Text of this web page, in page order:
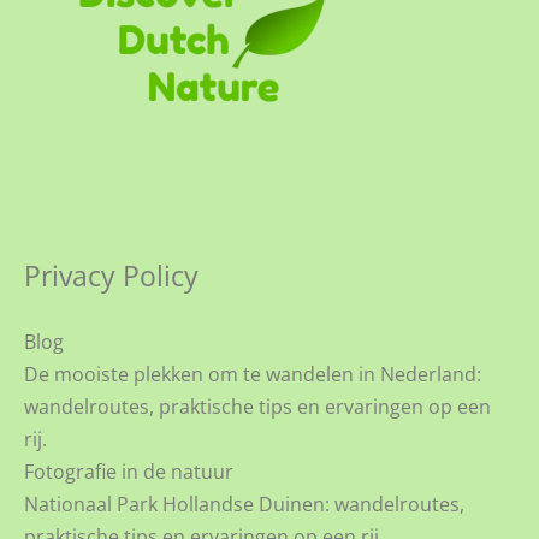
Privacy Policy
Blog
De mooiste plekken om te wandelen in Nederland:
wandelroutes, praktische tips en ervaringen op een
rij.
Fotografie in de natuur
Nationaal Park Hollandse Duinen: wandelroutes,